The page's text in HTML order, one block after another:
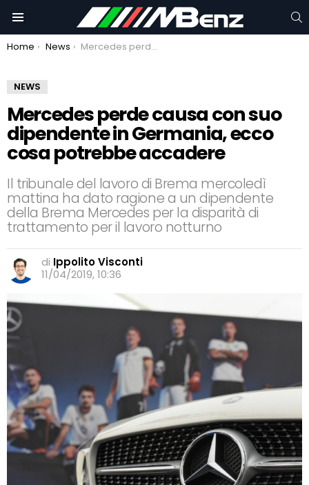
You are here:
Home News Mercedes perde causa con suo dipendente in Germania, ecco cosa potrebbe accadere
NEWS
Mercedes perde causa con suo
dipendente in Germania, ecco
cosa potrebbe accadere
Il tribunale del lavoro di Brema mercoledì
mattina ha dato ragione a un dipendente
della Brema Mercedes per la disparità di
trattamento per il lavoro notturno
di Ippolito Visconti
11/04/2019, 10:36